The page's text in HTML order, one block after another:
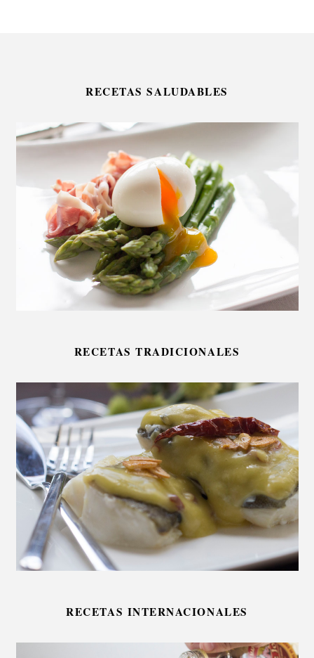
RECETAS SALUDABLES
RECETAS TRADICIONALES
RECETAS INTERNACIONALES